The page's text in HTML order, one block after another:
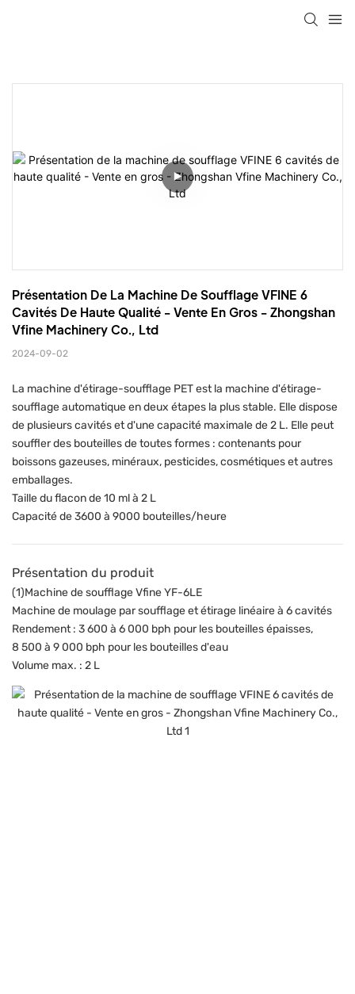
Présentation De La Machine De Soufflage VFINE 6
Cavités De Haute Qualité - Vente En Gros - Zhongshan
Vfine Machinery Co., Ltd
2024-09-02
La machine d'étirage-soufflage PET est la machine d'étirage-
soufflage automatique en deux étapes la plus stable. Elle dispose
de plusieurs cavités et d'une capacité maximale de 2 L. Elle peut
souffler des bouteilles de toutes formes : contenants pour
boissons gazeuses, minéraux, pesticides, cosmétiques et autres
emballages.
Taille du flacon de 10 ml à 2 L
Capacité de 3600 à 9000 bouteilles/heure
Présentation du produit
(1)Machine de soufflage Vfine YF-6LE
Machine de moulage par soufflage et étirage linéaire à 6 cavités
Rendement : 3 600 à 6 000 bph pour les bouteilles épaisses,
8 500 à 9 000 bph pour les bouteilles d'eau
Volume max. : 2 L